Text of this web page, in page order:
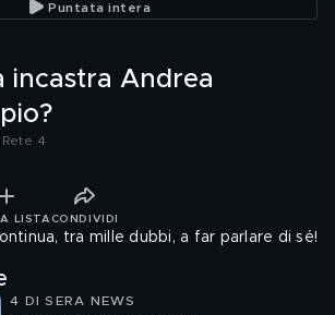
Puntata intera
incastra Andrea
Rete 4
LISTA CONDIVIDI
tra mille dubbi, a far parlare di sé!
4 DI SERA NEWS